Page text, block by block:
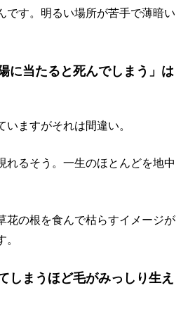
です。明るい場所が苦手で薄暗い
に当たると死んでしまう」は
ますがそれは間違い。
れるそう。一生のほとんどを地中
花の根を食んで枯らすイメージが
しまうほど毛がみっしり生え